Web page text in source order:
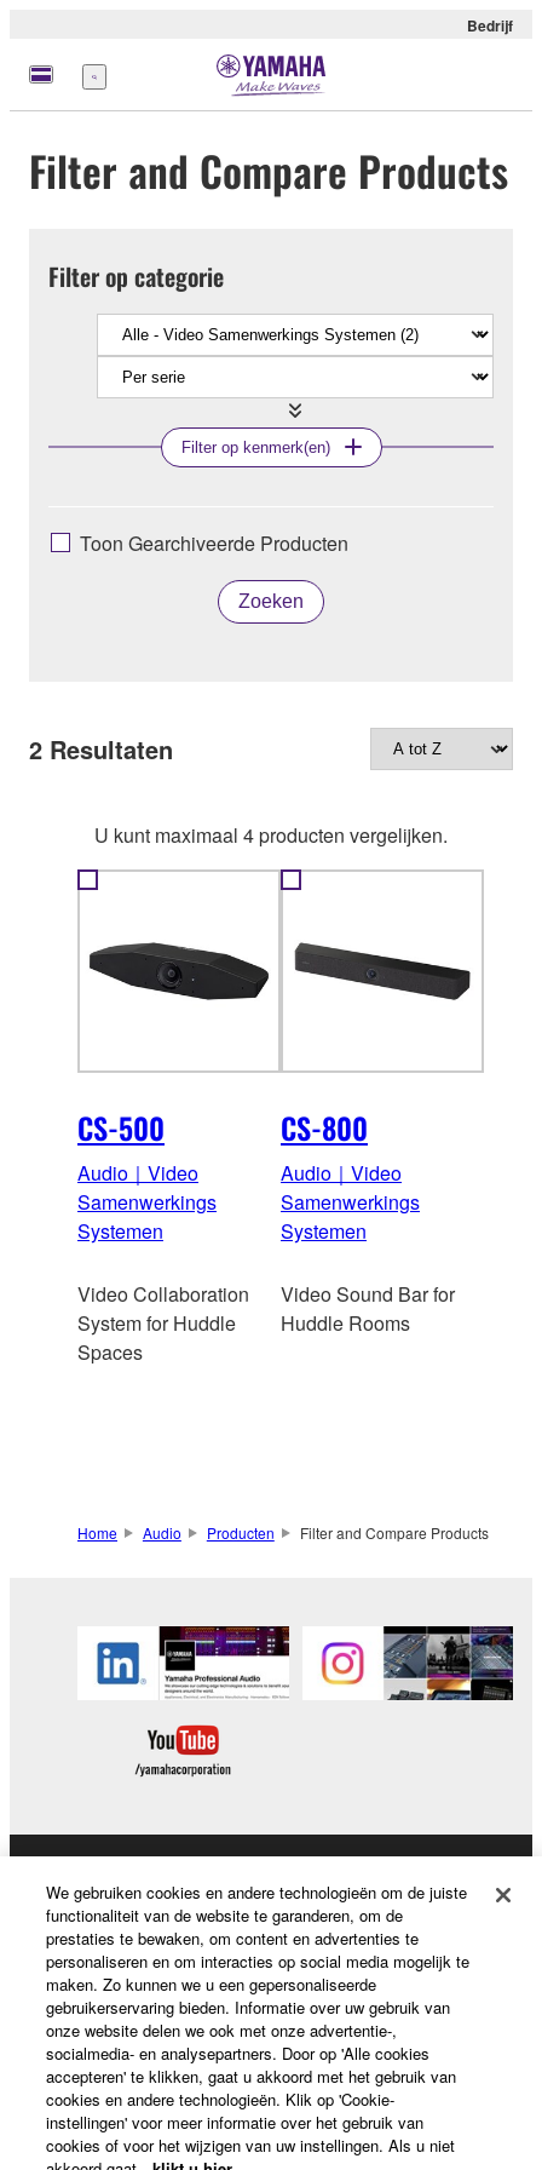
Bedrijf
Menu
Filter and Compare Products
Filter op categorie
Filter op kenmerk(en)
Toon Gearchiveerde Producten
Zoeken
2 Resultaten
U kunt maximaal 4 producten vergelijken.
CS-500
Audio｜Video
Samenwerkings
Systemen
Video Collaboration
System for Huddle
Spaces
CS-800
Audio｜Video
Samenwerkings
Systemen
Video Sound Bar for
Huddle Rooms
Home Audio Producten Filter and Compare Products
Producten en oplossingen
News
Over Yamaha
We gebruiken cookies en andere technologieën om de juiste
functionaliteit van de website te garanderen, om de
prestaties te bewaken, om content en advertenties te
personaliseren en om interacties op social media mogelijk te
maken. Zo kunnen we u een gepersonaliseerde
gebruikerservaring bieden. Informatie over uw gebruik van
onze website delen we ook met onze advertentie-,
socialmedia- en analysepartners. Door op 'Alle cookies
accepteren' te klikken, gaat u akkoord met het gebruik van
cookies en andere technologieën. Klik op 'Cookie-
instellingen' voor meer informatie over het gebruik van
cookies of voor het wijzigen van uw instellingen. Als u niet